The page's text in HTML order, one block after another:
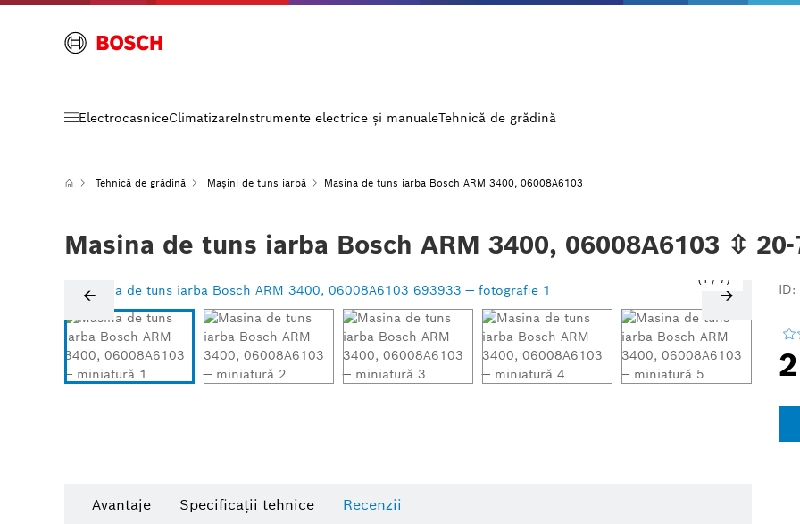
ElectrocasniceClimatizareInstrumente electrice și manualeTehnică de grădină
Tehnică de grădină Mașini de tuns iarbă Masina de tuns iarba Bosch ARM 3400, 06008A6103
Masina de tuns iarba Bosch ARM 3400, 06008A6103 ⇳ 20-
1 / 7
ID:
Avantaje Specificații tehnice Recenzii